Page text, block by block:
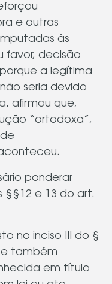
e outras
às
favor, decisão
a legítima
seria devido
afirmou que,
“ortodoxa”,
ponderar
§§12 e 13 do art.
no inciso III do §
também
em título